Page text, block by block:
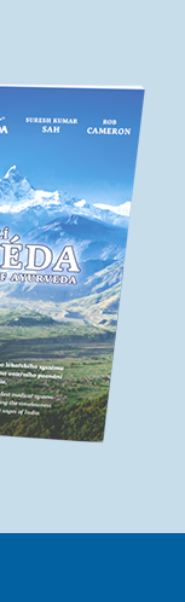
Indie.
Himalájí
posvätným
v indickom
bohatého lona
a kultúru